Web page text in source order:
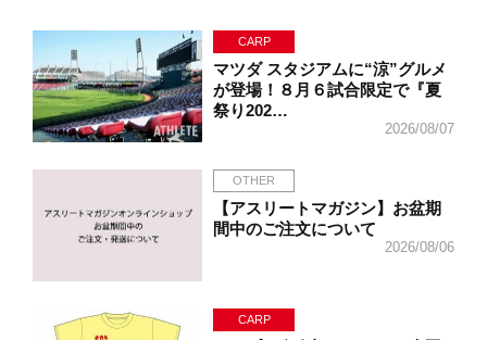
CARP
マツダ スタジアムに“涼”グルメ
が登場！８月６試合限定で『夏
祭り202…
2026/08/07
OTHER
【アスリートマガジン】お盆期
間中のご注文について
2026/08/06
CARP